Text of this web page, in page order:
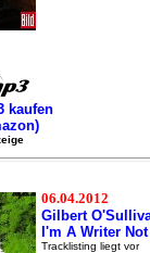
kaufen
06.04.2012
Gilbert
I'm A Writer
Tracklisting liegt vor